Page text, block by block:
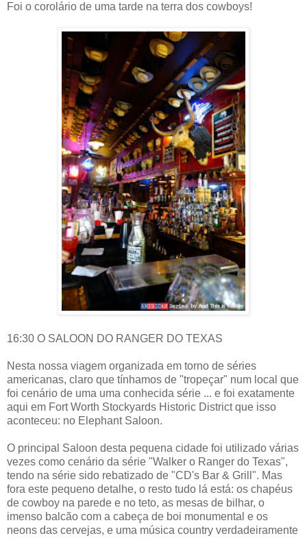
Foi o corolário de uma tarde na terra dos cowboys!
16:30 O SALOON DO RANGER DO TEXAS
Nesta nossa viagem organizada em torno de séries
americanas, claro que tínhamos de "tropeçar" num local que
foi cenário de uma uma conhecida série ... e foi exatamente
aqui em Fort Worth Stockyards Historic District que isso
aconteceu: no Elephant Saloon.
O principal Saloon desta pequena cidade foi utilizado várias
vezes como cenário da série "Walker o Ranger do Texas",
tendo na série sido rebatizado de "CD's Bar & Grill". Mas
fora este pequeno detalhe, o resto tudo lá está: os chapéus
de cowboy na parede e no teto, as mesas de bilhar, o
imenso balcão com a cabeça de boi monumental e os
neons das cervejas, e uma música country verdadeiramente